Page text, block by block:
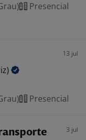
Presencial
13 jul
Presencial
3 jul